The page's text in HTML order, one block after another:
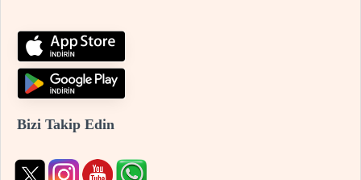
Bizi Takip Edin